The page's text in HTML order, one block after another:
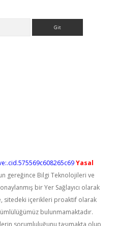
Yasal
gereğince Bilgi Teknolojileri ve
bir Yer Sağlayıcı olarak
sitedeki içerikleri proaktif olarak
bulunmamaktadır.
sorumluluğunu taşımakta olup,